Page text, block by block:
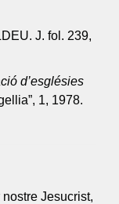
J. fol. 239,
d’esglésies
1, 1978.
nostre Jesucrist,